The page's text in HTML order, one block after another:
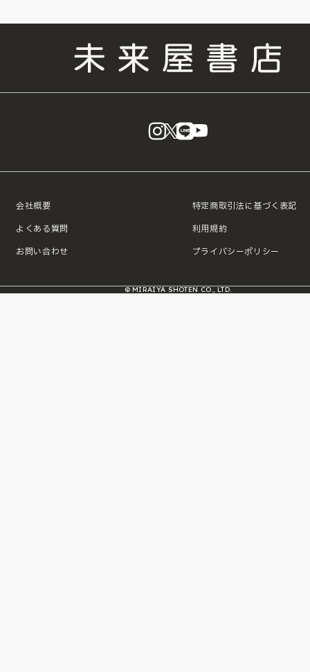
instagram
X LINE
会社概要
よくある質問
お問い合わせ
特定商取引法に基づく表記
利用規約
プライバシーポリシー
© MIRAIYA SHOTEN CO., LTD.